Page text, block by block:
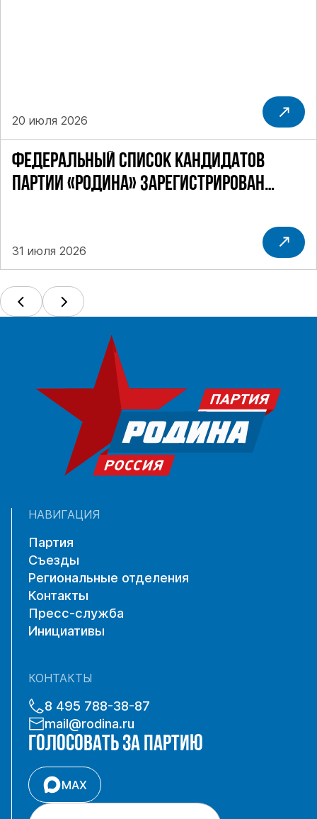
ФЕДЕРАЛЬНЫЙ СПИСОК КАНДИДАТОВ
ПАРТИИ «РОДИНА» ЗАРЕГИСТРИРОВАН
31 июля 2026
20 июля 2026
НАВИГАЦИЯ
Партия
Съезды
Региональные отделения
Контакты
Пресс-служба
Инициативы
КОНТАКТЫ
8 495 788-38-87
mail@rodina.ru
ГОЛОСОВАТЬ ЗА ПАРТИЮ
MAX